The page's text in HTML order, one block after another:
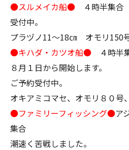
●スルメイカ船● ４時半集合
受付中。
プラヅノ11～18㎝ オモリ150
●キハダ・カツオ船● ４時半
８月１日から開始します。
ご予約受付中。
オキアミコマセ、オモリ８０号、
●ファミリーフィッシング●ア
集合
潮速く苦戦しました。